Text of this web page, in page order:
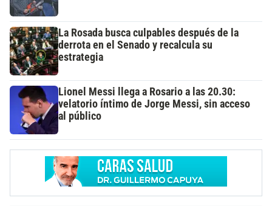
La Rosada busca culpables después de la
derrota en el Senado y recalcula su
estrategia
Lionel Messi llega a Rosario a las 20.30:
velatorio íntimo de Jorge Messi, sin acceso
al público